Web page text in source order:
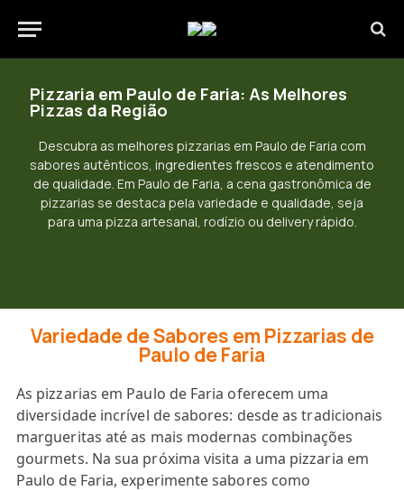
Pizzaria em Paulo de Faria: As Melhores
Pizzas da Região
Descubra as melhores pizzarias em Paulo de Faria com
sabores autênticos, ingredientes frescos e atendimento
de qualidade. Em Paulo de Faria, a cena gastronômica de
pizzarias se destaca pela variedade e qualidade, seja
para uma pizza artesanal, rodízio ou delivery rápido.
Variedade de Sabores em Pizzarias de
Paulo de Faria
As pizzarias em Paulo de Faria oferecem uma
diversidade incrível de sabores: desde as tradicionais
margueritas até as mais modernas combinações
gourmets. Na sua próxima visita a uma pizzaria em
Paulo de Faria, experimente sabores como